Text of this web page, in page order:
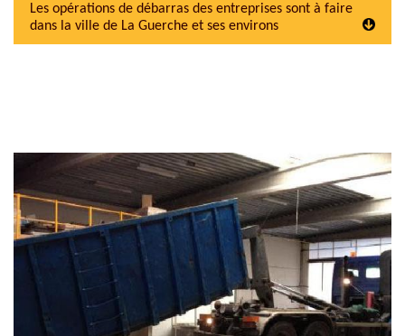
Les opérations de débarras des entreprises sont à faire
dans la ville de La Guerche et ses environs